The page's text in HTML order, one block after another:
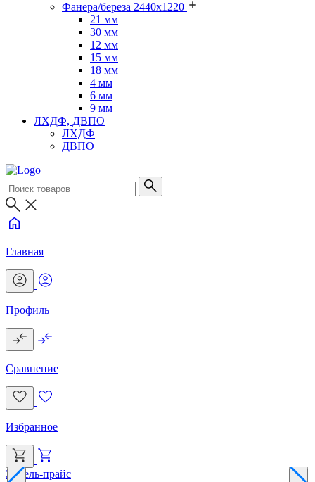
Фанера/береза 2440х1220
21 мм
30 мм
12 мм
15 мм
18 мм
4 мм
6 мм
9 мм
ЛХДФ, ДВПО
ЛХДФ
ДВПО
Главная
Профиль
Сравнение
Избранное
Эксель-прайс